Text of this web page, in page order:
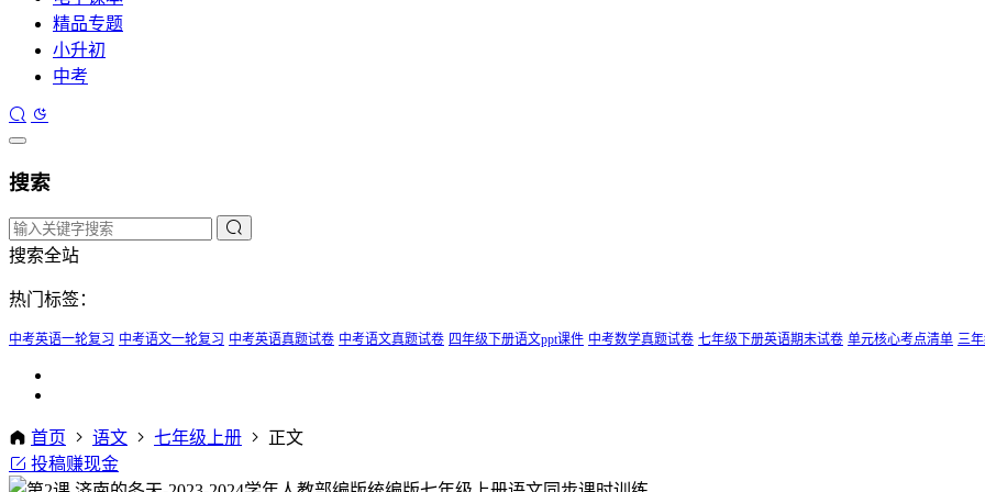
精品专题
小升初
中考
搜索
搜索全站
热门标签：
中考英语一轮复习 中考语文一轮复习 中考英语真题试卷 中考语文真题试卷 四年级下册语文ppt课件 中考数学真题试卷 七年级下册英语期末试卷 单元核心考点清单 三
首页 语文 七年级上册
正文
投稿赚现金